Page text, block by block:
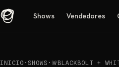
Shows Vendedores
INICIO · SHOWS · 🚨BLACKBOLT +